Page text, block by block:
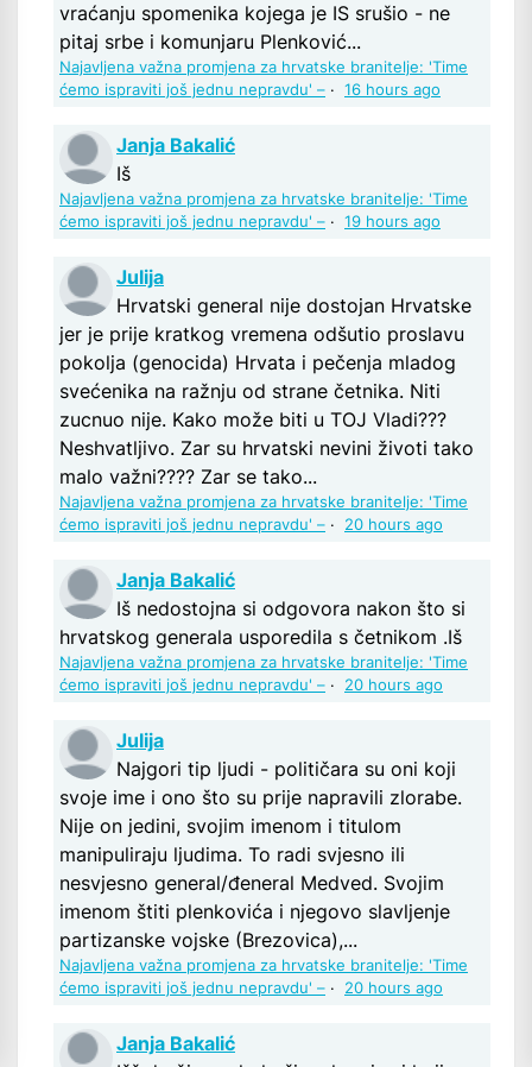
vraćanju spomenika kojega je IS srušio - ne
pitaj srbe i komunjaru Plenković...
Najavljena važna promjena za hrvatske branitelje: 'Time
ćemo ispraviti još jednu nepravdu' – · 16 hours ago
Janja Bakalić
Iš
Najavljena važna promjena za hrvatske branitelje: 'Time
ćemo ispraviti još jednu nepravdu' – · 19 hours ago
Julija
Hrvatski general nije dostojan Hrvatske
jer je prije kratkog vremena odšutio proslavu
pokolja (genocida) Hrvata i pečenja mladog
svećenika na ražnju od strane četnika. Niti
zucnuo nije. Kako može biti u TOJ Vladi???
Neshvatljivo. Zar su hrvatski nevini životi tako
malo važni???? Zar se tako...
Najavljena važna promjena za hrvatske branitelje: 'Time
ćemo ispraviti još jednu nepravdu' – · 20 hours ago
Janja Bakalić
Iš nedostojna si odgovora nakon što si
hrvatskog generala usporedila s četnikom .Iš
Najavljena važna promjena za hrvatske branitelje: 'Time
ćemo ispraviti još jednu nepravdu' – · 20 hours ago
Julija
Najgori tip ljudi - političara su oni koji
svoje ime i ono što su prije napravili zlorabe.
Nije on jedini, svojim imenom i titulom
manipuliraju ljudima. To radi svjesno ili
nesvjesno general/đeneral Medved. Svojim
imenom štiti plenkovića i njegovo slavljenje
partizanske vojske (Brezovica),...
Najavljena važna promjena za hrvatske branitelje: 'Time
ćemo ispraviti još jednu nepravdu' – · 20 hours ago
Janja Bakalić